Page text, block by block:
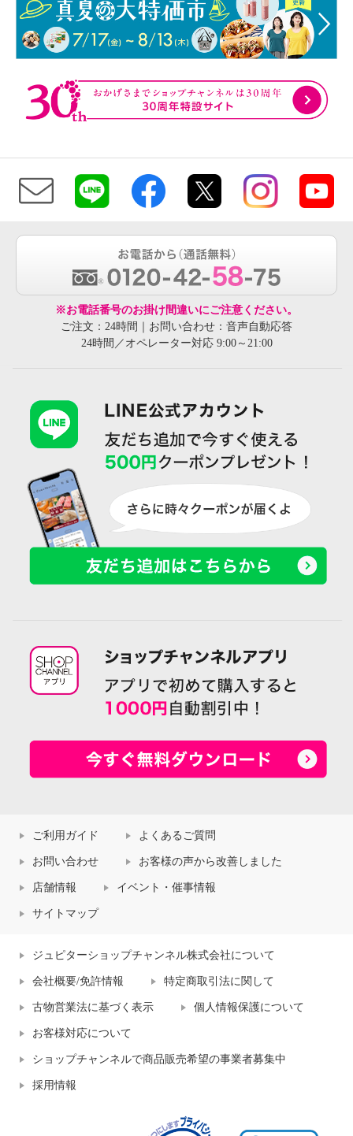
※お電話番号のお掛け間違いにご注意ください。
ご注文：24時間｜お問い合わせ：音声自動応答
24時間／オペレーター対応 9:00～21:00
ご利用ガイド よくあるご質問
お問い合わせ お客様の声から改善しました
店舗情報 イベント・催事情報
サイトマップ
ジュピターショップチャンネル株式会社について
会社概要/免許情報 特定商取引法に関して
古物営業法に基づく表示 個人情報保護について
お客様対応について
ショップチャンネルで商品販売希望の事業者募集中
採用情報